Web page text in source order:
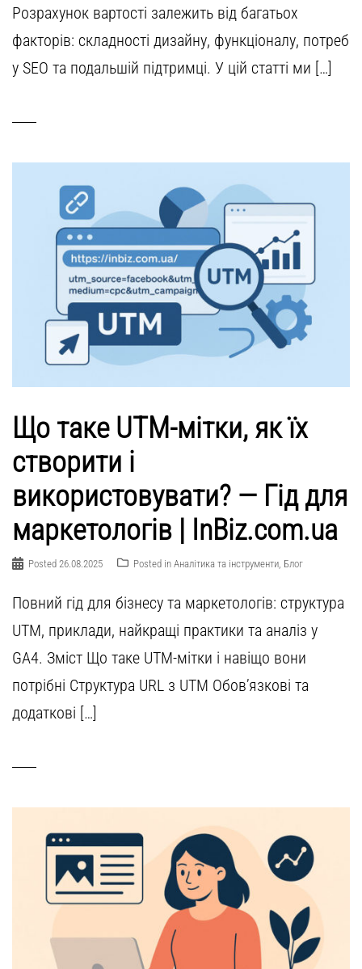
Розрахунок вартості залежить від багатьох
факторів: складності дизайну, функціоналу, потреб
у SEO та подальшій підтримці. У цій статті ми […]
Що таке UTM-мітки, як їх
створити і
використовувати? — Гід для
маркетологів | InBiz.com.ua
Posted 26.08.2025 Posted in Аналітика та інструменти, Блог
Повний гід для бізнесу та маркетологів: структура
UTM, приклади, найкращі практики та аналіз у
GA4. Зміст Що таке UTM-мітки і навіщо вони
потрібні Структура URL з UTM Обов’язкові та
додаткові […]